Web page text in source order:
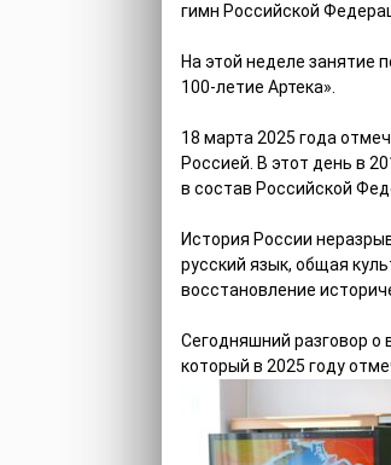
гимн Российской
На этой неделе занятие
100-летие Артека».
18 марта 2025 года
Россией. В этот день в
в состав Российской
История России
русский язык, общая
восстановление
Сегодняшний разговор
который в 2025 году